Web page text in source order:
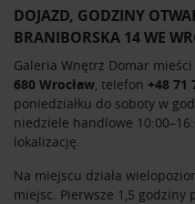
DOJAZD, GODZINY
BRANIBORSKA 14 WE
Galeria Wnętrz Domar
680 Wrocław, telefon +48 71
poniedziałku do soboty w
niedziele handlowe
lokalizację.
Na miejscu działa
miejsc. Pierwsze 1,5 godziny